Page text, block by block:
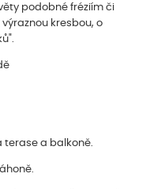
podobné fréziím či
kresbou, o
terase a balkoně.